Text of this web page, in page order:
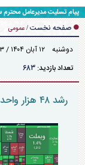
پیام تسلیت مدیرعامل
محرومیت زدایی سپاه حضرت
صفحه نخست / عمومی
دوشنبه ۱۲ آبان ۱۴۰۴ / ۱۴:۳۳
تعداد بازدید: ۶۸۳
رشد ۴۸ هزار واحدی شاخص و شکستن سقف تاریخی